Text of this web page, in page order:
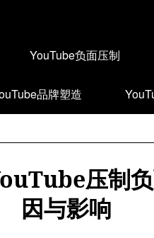
YouTube负面压制
品牌塑造
压制
因与影响